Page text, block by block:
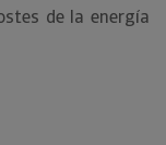
de la energía